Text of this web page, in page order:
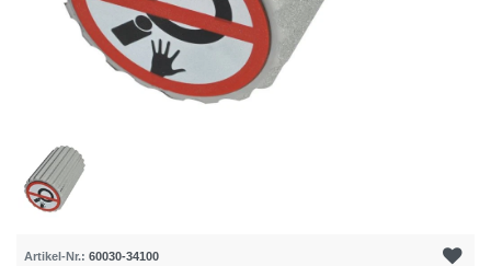
Artikel-Nr.: 60030-34100